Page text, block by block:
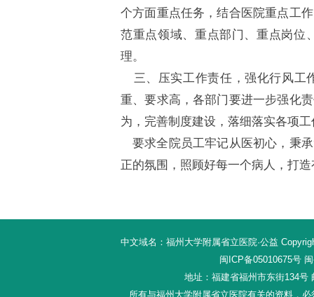
个方面重点任务，结合医院重点工
范重点领域、重点部门、重点岗位
理。
三、压实工作责任，强化行风工
重、要求高，各部门要进一步强化
为，完善制度建设，落细落实各项工
要求全院员工牢记从医初心，秉
正的氛围，照顾好每一个病人，打
中文域名：福州大学附属省立医院·公益
闽ICP备05010675号
地址：福建省福州市东街134
所有与福州大学附属省立医院有关的资料，